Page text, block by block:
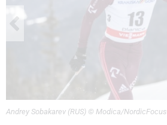
Andrey Sobakarev (RUS) © Modica/NordicFocus